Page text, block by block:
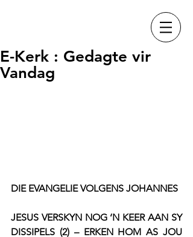
E-Kerk : Gedagte vir
Vandag
DIE EVANGELIE VOLGENS JOHANNES
JESUS VERSKYN NOG ‘N KEER AAN SY
DISSIPELS (2) – ERKEN HOM AS JOU